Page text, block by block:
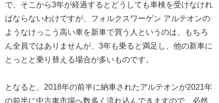
で、そこから3年が経過するとどうしても車検を受けなけれ
ばならないわけですが、フォルクスワーゲン アルテオンの
ようなけっこう高い車を新車で買う人というのは、もちろ
ん全員ではありませんが、3年も乗ると満足し、他の新車に
とっとと乗り替える場合が多いものです。
となると、2018年の前半に納車されたアルテオンが2021年
の前半に中古車市場へ数多く流れ込んできますので、必然